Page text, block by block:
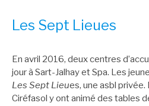
Les Sept Lieues
En avril 2016, deux centres
jour à Sart-Jalhay et Spa. Les
Les Sept Lieues, une asbl
Ciréfasol y ont animé des tables